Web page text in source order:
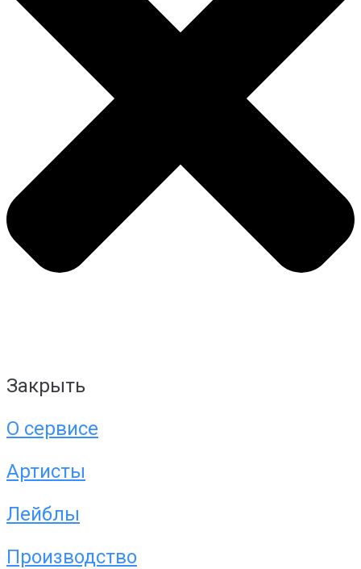
Закрыть
О сервисе
Артисты
Лейблы
Производство